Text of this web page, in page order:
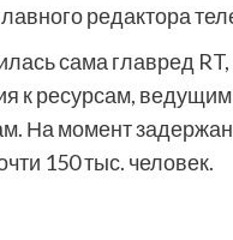
редактора
сама главред
к ресурсам,
На момент
150 тыс. человек.